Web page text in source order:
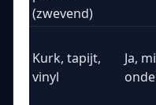
(zwevend)
Kurk, tapijt,
vinyl
Ja,